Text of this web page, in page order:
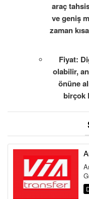
araç
ve geniş
zaman
Fiyat:
olabilir,
önüne
birçok